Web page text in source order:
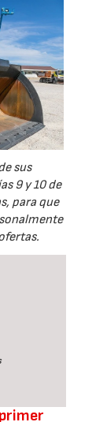
sus
9 y 10 de
para que